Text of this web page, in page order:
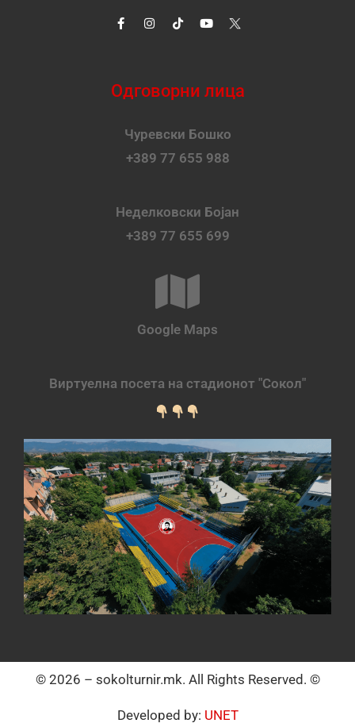
Одговорни лица
Чуревски Бошко
+389 77 655 988
Неделковски Бојан
+389 77 655 699
Google Maps
Виртуелна посета на стадионот "Сокол"
© 2026 – sokolturnir.mk. All Rights Reserved. ©
Developed by: UNET